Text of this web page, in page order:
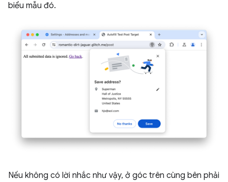
biểu mẫu đó.
Nếu không có lời nhắc như vậy, ở góc trên cùng bên phải